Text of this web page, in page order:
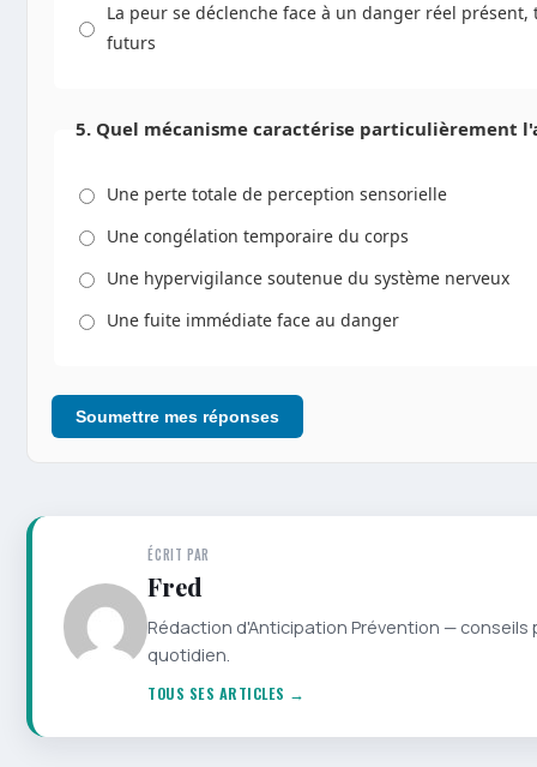
La peur se déclenche face à un danger réel
futurs
5. Quel mécanisme caractérise particulièrement
Une perte totale de perception sensorielle
Une congélation temporaire du corps
Une hypervigilance soutenue du système nerveux
Une fuite immédiate face au danger
Soumettre mes réponses
ÉCRIT PAR
Fred
Rédaction d'Anticipation Prévention —
quotidien.
TOUS SES ARTICLES →